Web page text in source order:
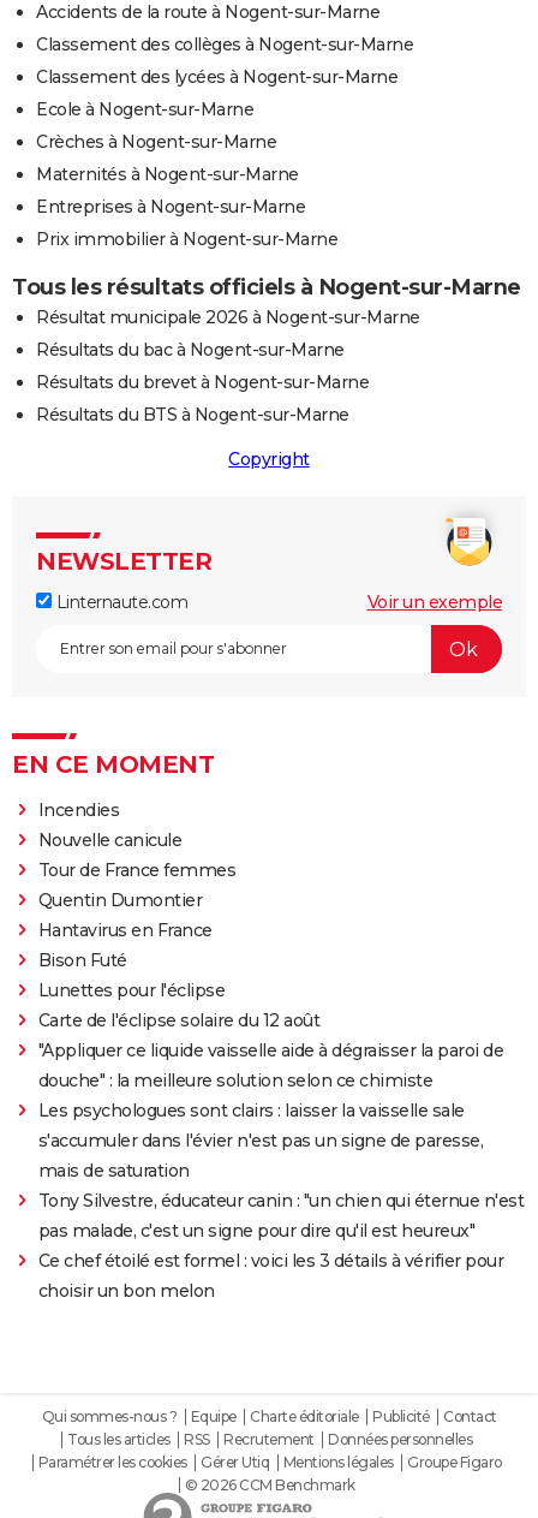
Accidents de la route à Nogent-sur-Marne
Classement des collèges à Nogent-sur-Marne
Classement des lycées à Nogent-sur-Marne
Ecole à Nogent-sur-Marne
Crèches à Nogent-sur-Marne
Maternités à Nogent-sur-Marne
Entreprises à Nogent-sur-Marne
Prix immobilier à Nogent-sur-Marne
Tous les résultats officiels à Nogent-sur-Marne
Résultat municipale 2026 à Nogent-sur-Marne
Résultats du bac à Nogent-sur-Marne
Résultats du brevet à Nogent-sur-Marne
Résultats du BTS à Nogent-sur-Marne
Copyright
NEWSLETTER
Linternaute.com Voir un exemple
EN CE MOMENT
Incendies
Nouvelle canicule
Tour de France femmes
Quentin Dumontier
Hantavirus en France
Bison Futé
Lunettes pour l'éclipse
Carte de l'éclipse solaire du 12 août
"Appliquer ce liquide vaisselle aide à dégraisser la paroi de
douche" : la meilleure solution selon ce chimiste
Les psychologues sont clairs : laisser la vaisselle sale
s'accumuler dans l'évier n'est pas un signe de paresse,
mais de saturation
Tony Silvestre, éducateur canin : "un chien qui éternue n'est
pas malade, c'est un signe pour dire qu'il est heureux"
Ce chef étoilé est formel : voici les 3 détails à vérifier pour
choisir un bon melon
Qui sommes-nous ? Equipe Charte éditoriale Publicité
Contact
Tous les articles
RSS Recrutement
Données personnelles
Paramétrer les cookies
Gérer Utiq Mentions légales
Groupe Figaro
© 2026 CCM Benchmark